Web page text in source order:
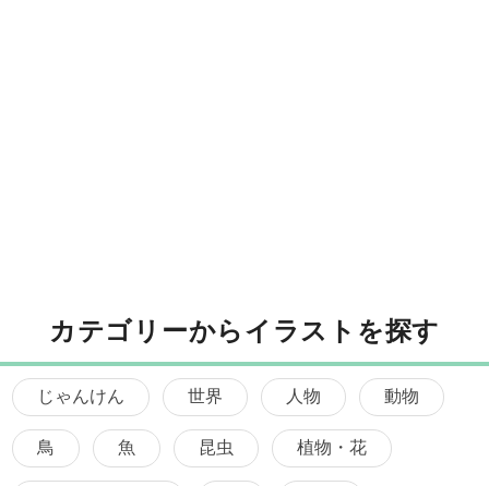
カテゴリーからイラストを探す
じゃんけん 世界 人物 動物
鳥 魚 昆虫 植物・花